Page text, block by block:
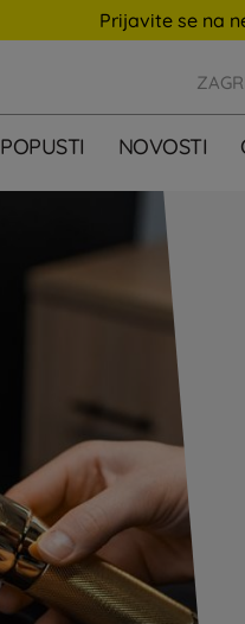
Prijavite se na
POPUSTI NOVOSTI